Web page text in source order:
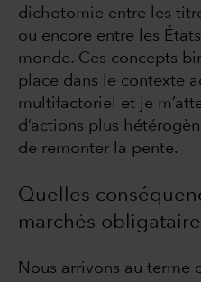
dichotomie entre les
ou encore entre les
monde. Ces concepts
place dans le contexte
multifactoriel et je
d’actions plus
de remonter la pente.
Quelles
marchés
Nous arrivons au terme